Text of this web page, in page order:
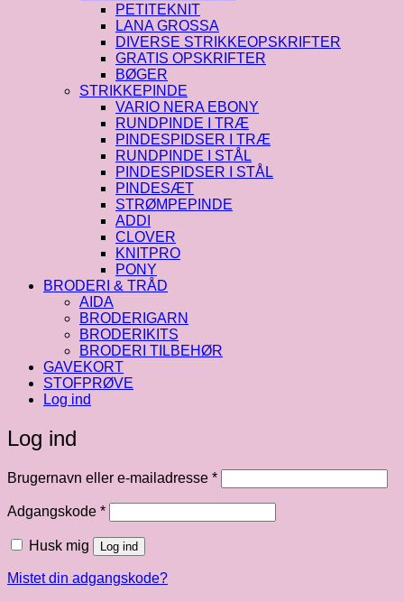
PETITEKNIT
LANA GROSSA
DIVERSE STRIKKEOPSKRIFTER
GRATIS OPSKRIFTER
BØGER
STRIKKEPINDE
VARIO NERA EBONY
RUNDPINDE I TRÆ
PINDESPIDSER I TRÆ
RUNDPINDE I STÅL
PINDESPIDSER I STÅL
PINDESÆT
STRØMPEPINDE
ADDI
CLOVER
KNITPRO
PONY
BRODERI & TRÅD
AIDA
BRODERIGARN
BRODERIKITS
BRODERI TILBEHØR
GAVEKORT
STOFPRØVE
Log ind
Log ind
Brugernavn eller e-mailadresse *Påkrævet
Adgangskode *Påkrævet
Husk mig Log ind
Mistet din adgangskode?